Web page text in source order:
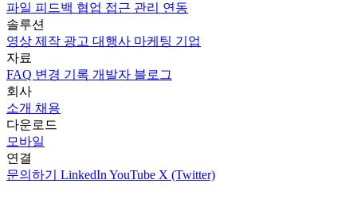
파일 피드백 협업 접근 관리 연동
솔루션
영상 제작 광고 대행사 마케팅 기업
자료
FAQ 변경 기록 개발자 블로그
회사
소개 채용
다운로드
모바일
연결
문의하기 LinkedIn YouTube X (Twitter)